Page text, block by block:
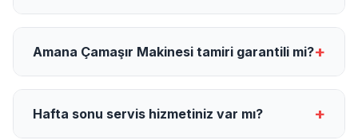
Amana Çamaşır Makinesi tamiri garantili mi?+
Hafta sonu servis hizmetiniz var mı? +